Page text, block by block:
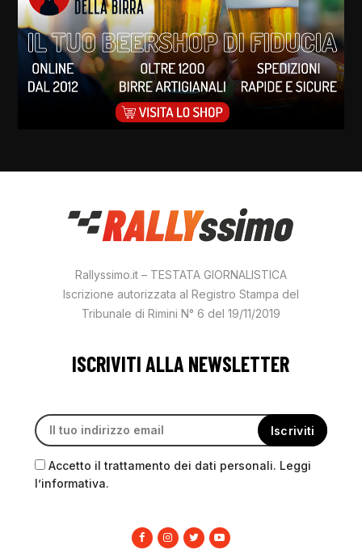
Rallyssimo.it – TESTATA GIORNALISTICA
Iscrizione autorizzata al Registro Stampa del
Tribunale di Rimini N° 6 del 19/11/2019
ISCRIVITI ALLA NEWSLETTER
Accetto il trattamento dei dati personali. Leggi
l’informativa.